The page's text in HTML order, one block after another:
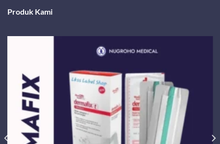
Produk Kami